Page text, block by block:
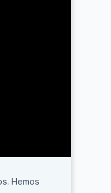
Hemos